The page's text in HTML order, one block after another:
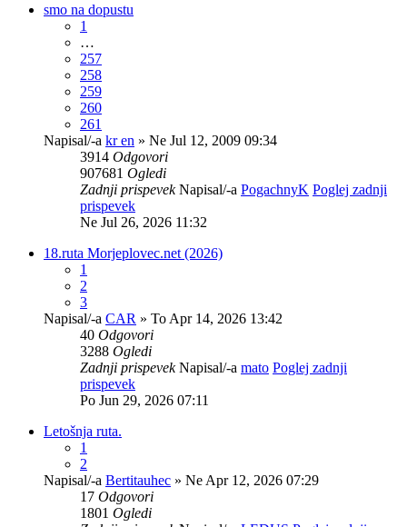
smo na dopustu
1
…
257
258
259
260
261
Napisal/-a kr en » Ne Jul 12, 2009 09:34
3914 Odgovori
907681 Ogledi
Zadnji prispevekNapisal/-a PogachnyK Poglej zadnji
prispevek
Ne Jul 26, 2026 11:32
18.ruta Morjeplovec.net (2026)
1
2
3
Napisal/-a CAR » To Apr 14, 2026 13:42
40 Odgovori
3288 Ogledi
Zadnji prispevekNapisal/-a mato Poglej zadnji
prispevek
Po Jun 29, 2026 07:11
Letošnja ruta.
1
2
Napisal/-a Bertitauhec » Ne Apr 12, 2026 07:29
17 Odgovori
1801 Ogledi